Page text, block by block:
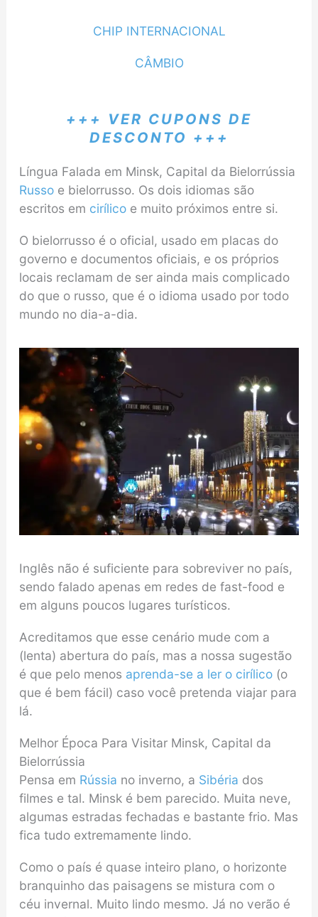
CHIP INTERNACIONAL
CÂMBIO
+++ VER CUPONS DE
DESCONTO +++
Língua Falada em Minsk, Capital da Bielorrússia
Russo e bielorrusso. Os dois idiomas são
escritos em cirílico e muito próximos entre si.
O bielorrusso é o oficial, usado em placas do
governo e documentos oficiais, e os próprios
locais reclamam de ser ainda mais complicado
do que o russo, que é o idioma usado por todo
mundo no dia-a-dia.
Inglês não é suficiente para sobreviver no país,
sendo falado apenas em redes de fast-food e
em alguns poucos lugares turísticos.
Acreditamos que esse cenário mude com a
(lenta) abertura do país, mas a nossa sugestão
é que pelo menos aprenda-se a ler o cirílico(o
que é bem fácil) caso você pretenda viajar para
lá.
Melhor Época Para Visitar Minsk, Capital da
Bielorrússia
Pensa em Rússia no inverno, a Sibéria dos
filmes e tal. Minsk é bem parecido. Muita neve,
algumas estradas fechadas e bastante frio. Mas
fica tudo extremamente lindo.
Como o país é quase inteiro plano, o horizonte
branquinho das paisagens se mistura com o
céu invernal. Muito lindo mesmo. Já no verão é